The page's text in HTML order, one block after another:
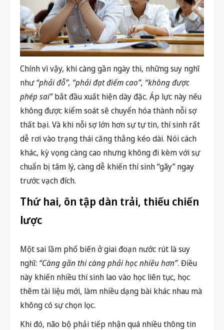
Chính vì vậy, khi càng gần ngày thi, những suy nghĩ
như“phải đỗ”, “phải đạt điểm cao”, “không được
phép sai”bắt đầu xuất hiện dày đặc. Áp lực này nếu
không được kiểm soát sẽ chuyển hóa thành nỗi sợ
thất bại. Và khi nỗi sợ lớn hơn sự tự tin, thí sinh rất
dễ rơi vào trạng thái căng thẳng kéo dài. Nói cách
khác, kỳ vọng càng cao nhưng không đi kèm với sự
chuẩn bị tâm lý, càng dễ khiến thí sinh “gãy” ngay
trước vạch đích.
Thứ hai, ôn tập dàn trải, thiếu chiến
lược
Một sai lầm phổ biến ở giai đoạn nước rút là suy
nghĩ: “Càng gần thi càng phải học nhiều hơn”. Điều
này khiến nhiều thí sinh lao vào học liên tục, học
thêm tài liệu mới, làm nhiều dạng bài khác nhau mà
không có sự chọn lọc.
Khi đó, não bộ phải tiếp nhận quá nhiều thông tin